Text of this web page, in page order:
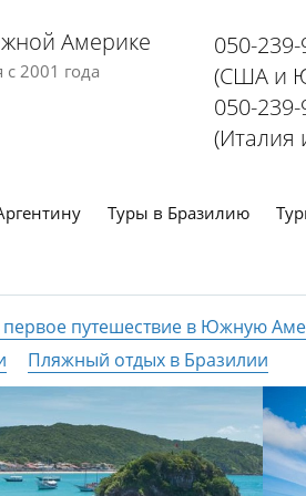
Америке
2001 года
050-
(США и
050-
(Италия
Туры в Бразилию
первое путешествие в Южную
Пляжный отдых в Бразилии